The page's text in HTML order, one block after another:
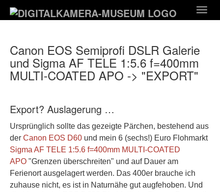
Hauptinhalt
Canon EOS Semiprofi DSLR Galerie
und Sigma AF TELE 1:5.6 f=400mm
MULTI-COATED APO -> "EXPORT"
Export? Auslagerung …
Ursprünglich sollte das gezeigte Pärchen, bestehend aus
der Canon EOS D60 und mein 6 (sechs!) Euro Flohmarkt
Sigma AF TELE 1:5.6 f=400mm MULTI-COATED
APO "Grenzen überschreiten" und auf Dauer am
Ferienort ausgelagert werden. Das 400er brauche ich
zuhause nicht, es ist in Naturnähe gut augfehoben. Und